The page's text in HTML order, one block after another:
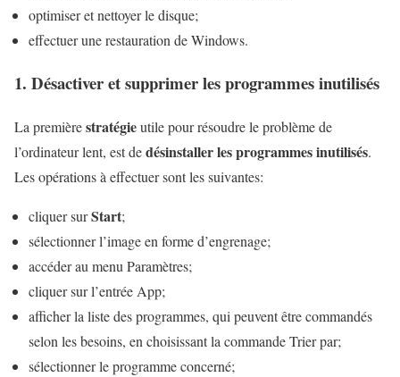
optimiser et nettoyer le disque;
effectuer une restauration de Windows.
1. Désactiver et supprimer les programmes inutilisés
La premièrestratégieutile pour résoudre le problème de
l’ordinateur lent, est dedésinstaller les programmes inutilisés.
Les opérations à effectuer sont les suivantes:
cliquer surStart;
sélectionner l’image en forme d’engrenage;
accéder au menu Paramètres;
cliquer sur l’entrée App;
afficher la liste des programmes, qui peuvent être commandés
selon les besoins, en choisissant la commande Trier par;
sélectionner le programme concerné;